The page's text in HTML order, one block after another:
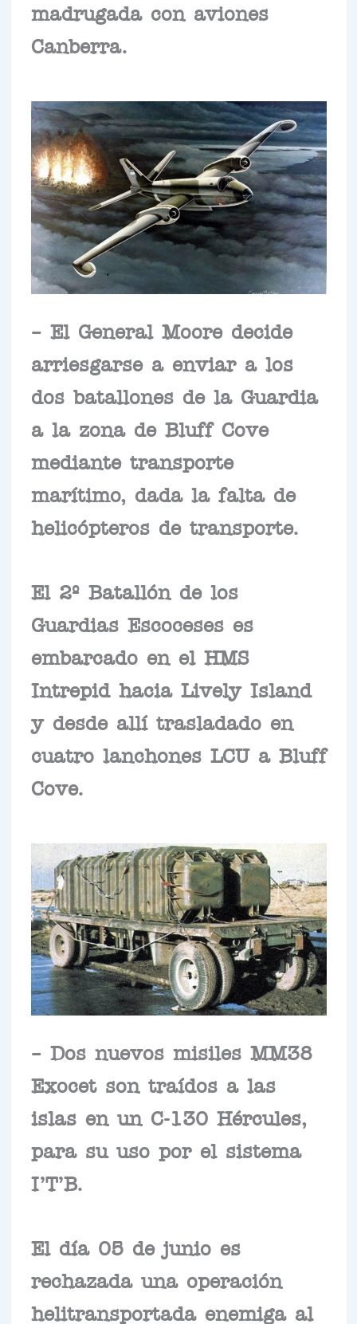
madrugada con aviones
Canberra.
– El General Moore decide
arriesgarse a enviar a los
dos batallones de la Guardia
a la zona de Bluff Cove
mediante transporte
marítimo, dada la falta de
helicópteros de transporte.
El 2º Batallón de los
Guardias Escoceses es
embarcado en el HMS
Intrepid hacia Lively Island
y desde allí trasladado en
cuatro lanchones LCU a Bluff
Cove.
– Dos nuevos misiles MM38
Exocet son traídos a las
islas en un C-130 Hércules,
para su uso por el sistema
I’T’B.
El día 05 de junio es
rechazada una operación
helitransportada enemiga al